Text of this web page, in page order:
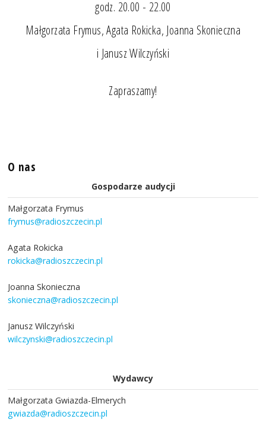
godz. 20.00 - 22.00
Małgorzata Frymus, Agata Rokicka, Joanna Skonieczna
i Janusz Wilczyński
Zapraszamy!
O nas
Gospodarze audycji
Małgorzata Frymus
frymus@radioszczecin.pl
Agata Rokicka
rokicka@radioszczecin.pl
Joanna Skonieczna
skonieczna@radioszczecin.pl
Janusz Wilczyński
wilczynski@radioszczecin.pl
Wydawcy
Małgorzata Gwiazda-Elmerych
gwiazda@radioszczecin.pl